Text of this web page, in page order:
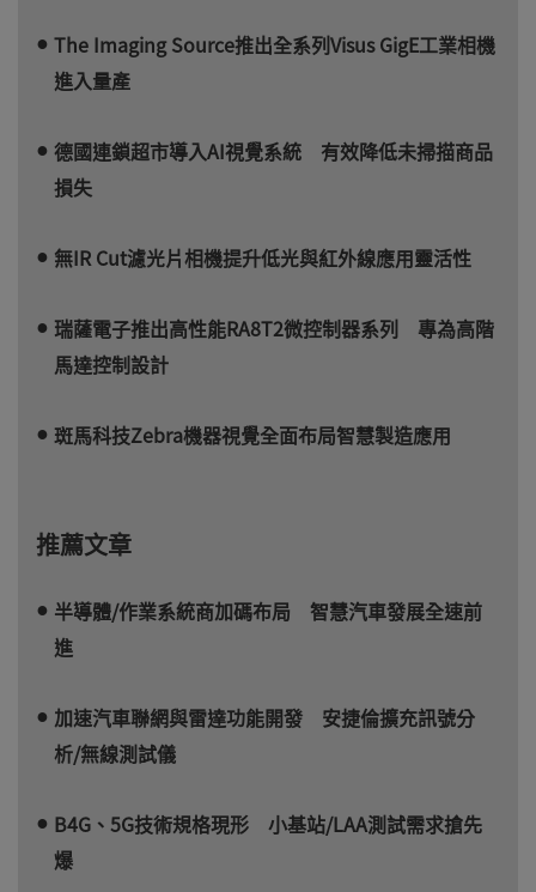
The Imaging Source推出全系列Visus GigE工業相機
進入量產
德國連鎖超市導入AI視覺系統 有效降低未掃描商品
損失
無IR Cut濾光片相機提升低光與紅外線應用靈活性
瑞薩電子推出高性能RA8T2微控制器系列 專為高階
馬達控制設計
斑馬科技Zebra機器視覺全面布局智慧製造應用
推薦文章
半導體/作業系統商加碼布局 智慧汽車發展全速前
進
加速汽車聯網與雷達功能開發 安捷倫擴充訊號分
析/無線測試儀
B4G、5G技術規格現形 小基站/LAA測試需求搶先
爆